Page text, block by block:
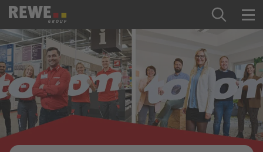
Zum Inhalt springen
Startseite
REWE Group als Arbeitgeber
Ausbildung & Studium
Praktikum & Werkstudium